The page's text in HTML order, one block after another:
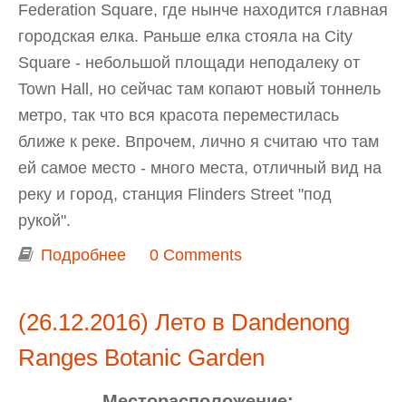
Federation Square, где нынче находится главная
городская елка. Раньше елка стояла на City
Square - небольшой площади неподалеку от
Town Hall, но сейчас там копают новый тоннель
метро, так что вся красота переместилась
ближе к реке. Впрочем, лично я считаю что там
ей самое место - много места, отличный вид на
реку и город, станция Flinders Street "под
рукой".
Подробнее о Мельбурнские новогодние
0 Comments
(26.12.2016) Лето в Dandenong
Ranges Botanic Garden